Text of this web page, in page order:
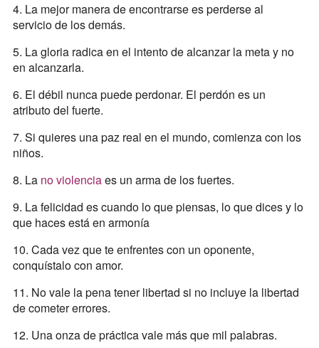
4. La mejor manera de encontrarse es perderse al
servicio de los demás.
5. La gloria radica en el intento de alcanzar la meta y no
en alcanzarla.
6. El débil nunca puede perdonar. El perdón es un
atributo del fuerte.
7. Si quieres una paz real en el mundo, comienza con los
niños.
8. La no violenciaes un arma de los fuertes.
9. La felicidad es cuando lo que piensas, lo que dices y lo
que haces está en armonía
10. Cada vez que te enfrentes con un oponente,
conquístalo con amor.
11. No vale la pena tener libertad si no incluye la libertad
de cometer errores.
12. Una onza de práctica vale más que mil palabras.